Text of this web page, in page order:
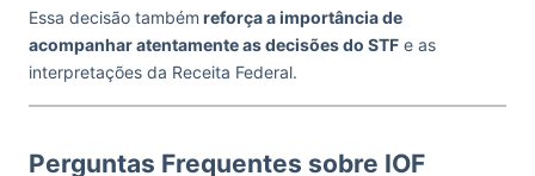
Essa decisão também reforça a importância de
acompanhar atentamente as decisões do STF e as
interpretações da Receita Federal.
Perguntas Frequentes sobre IOF